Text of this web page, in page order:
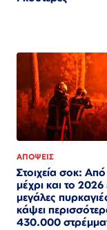
ΑΠΟΨΕΙΣ
Στοιχεία σοκ:
μέχρι και το 2026
μεγάλες
κάψει
430.000